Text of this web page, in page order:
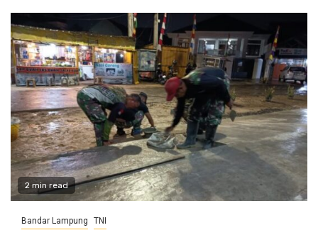
2 min read
Bandar Lampung TNI